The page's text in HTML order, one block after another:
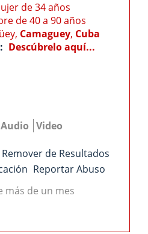
de 34 años
de 40 a 90 años
Camaguey, Cuba
Descúbrelo aquí...
Audio Video
Remover de Resultados
Reportar Abuso
más de un mes